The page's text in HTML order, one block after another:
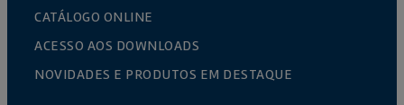
CATÁLOGO ONLINE
ACESSO AOS DOWNLOADS
NOVIDADES E PRODUTOS EM DESTAQUE